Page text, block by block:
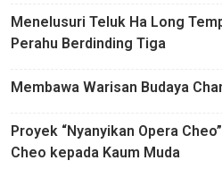
Menelusuri Teluk Ha Long
Perahu Berdinding Tiga
Membawa Warisan Budaya
Proyek “Nyanyikan Opera
Cheo kepada Kaum Muda